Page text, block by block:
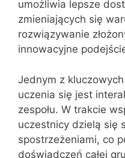
umożliwia lepsze
zmieniających się
rozwiązywanie
innowacyjne
Jednym z
uczenia się jest
zespołu. W trakcie
uczestnicy dzielą się
spostrzeżeniami, co
doświadczeń całej